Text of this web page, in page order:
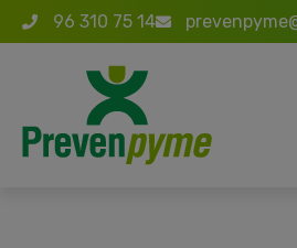
96 310 75 14